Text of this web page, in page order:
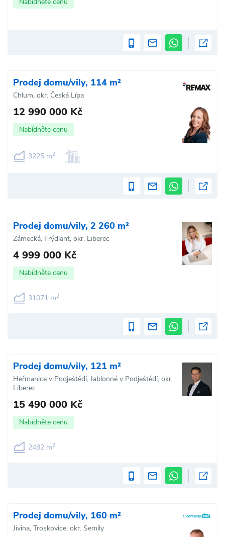
Prodej domu/vily, 114 m²
Chlum, okr. Česká Lípa
12 990 000 Kč
Nabídněte cenu
3225 m2
Prodej domu/vily, 2 260 m²
Zámecká, Frýdlant, okr. Liberec
4 999 000 Kč
Nabídněte cenu
31071 m2
Prodej domu/vily, 121 m²
Heřmanice v Podještědí, Jablonné v Podještědí, okr.
Liberec
15 490 000 Kč
Nabídněte cenu
2482 m2
Prodej domu/vily, 160 m²
Jivina, Troskovice, okr. Semily